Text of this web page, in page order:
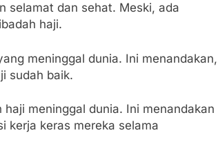
selamat dan sehat. Meski, ada
haji.
meninggal dunia. Ini menandakan,
sudah baik.
meninggal dunia. Ini menandakan
kerja keras mereka selama